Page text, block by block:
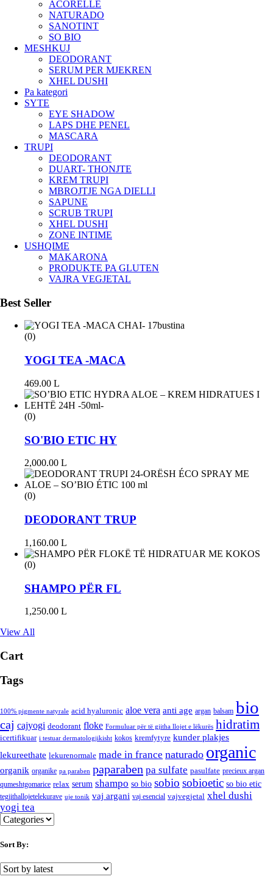
ACORELLE
NATURADO
SANOTINT
SO BIO
MESHKUJ
DEODORANT
SERUM PER MJEKREN
XHEL DUSHI
Pa kategori
SYTE
EYE SHADOW
LAPS DHE PENEL
MASCARA
TRUPI
DEODORANT
DUART- THONJTE
KREM TRUPI
MBROJTJE NGA DIELLI
SAPUNE
SCRUB TRUPI
XHEL DUSHI
ZONE INTIME
USHQIME
MAKARONA
PRODUKTE PA GLUTEN
VAJRA VEGJETAL
Best Seller
(0)
YOGI TEA -MACA
469.00 L
(0)
SO'BIO ETIC HY
2,000.00 L
(0)
DEODORANT TRUP
1,160.00 L
(0)
SHAMPO PËR FL
1,250.00 L
View All
Cart
Tags
100% pigmente natyrale acid hyaluronic aloe vera anti age argan balsam bio
caj cajyogi deodorant floke Formuluar për të gjitha llojet e lëkurës hidratim
icertifikuar i testuar dermatologjikisht kokos kremfytyre kunder plakjes
lekureethate lekurenormale made in france naturado organic
organik organike pa paraben paparaben pa sulfate pasulfate precieux argan
qumeshtgomarice relax serum shampo so bio sobio sobioetic so bio etic
tegjithallojetelekurave uje tonik vaj argani vaj esencial vajvegjetal xhel dushi
yogi tea
Sort By: